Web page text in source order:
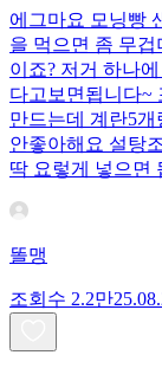
에그마요 모닝빵
을 먹으면 좀 무
이죠? 저거 하나
다고보면됩니다~
만드는데 계란5
안좋아해요 설탕
딱 요렇게 넣으면
똘맹
조회수 2.2만